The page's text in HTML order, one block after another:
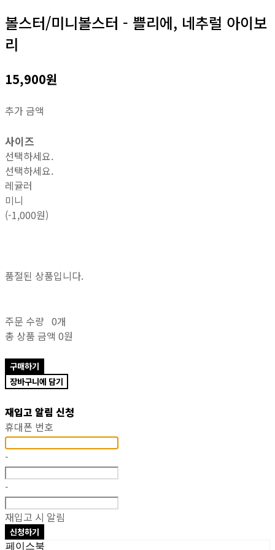
볼스터/미니볼스터 - 쁠리에, 네추럴 아이보
리
15,900원
추가 금액
사이즈
선택하세요.
선택하세요.
레귤러
미니
(-1,000원)
품절된 상품입니다.
주문 수량 0개
총 상품 금액 0원
구매하기
장바구니에 담기
재입고 알림 신청
휴대폰 번호
-
-
재입고 시 알림
신청하기
페이스북